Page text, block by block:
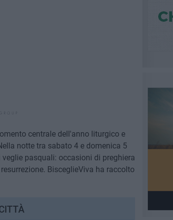
centrale dell'anno liturgico e
notte tra sabato 4 e domenica 5
pasquali: occasioni di preghiera
BisceglieViva ha raccolto